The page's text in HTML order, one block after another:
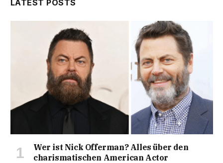
LATEST POSTS
Wer ist Nick Offerman? Alles über den
charismatischen American Actor